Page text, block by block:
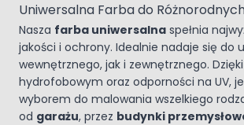
Uniwersalna Farba do
Nasza farba uniwersalna spełnia
jakości i ochrony. Idealnie nadaje się do
wewnętrznego, jak i zewnętrznego.
hydrofobowym oraz odporności na UV,
wyborem do malowania wszelkiego
od garażu, przez budynki